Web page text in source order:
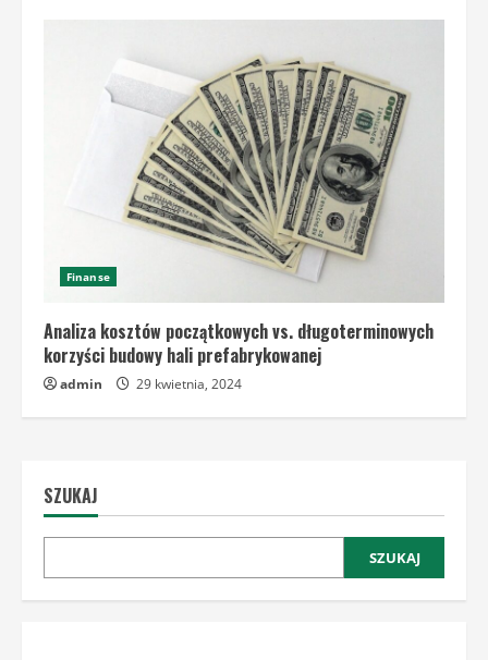
Finanse
Analiza kosztów początkowych vs. długoterminowych
korzyści budowy hali prefabrykowanej
admin 29 kwietnia, 2024
SZUKAJ
SZUKAJ